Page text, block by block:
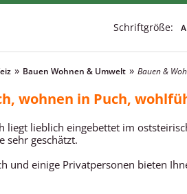
Schriftgröße: A
Bauen Wohnen & Umwelt Bauen &
wohnen in Puch,
liegt lieblich eingebettet im
sehr geschätzt.
und einige Privatpersonen bieten